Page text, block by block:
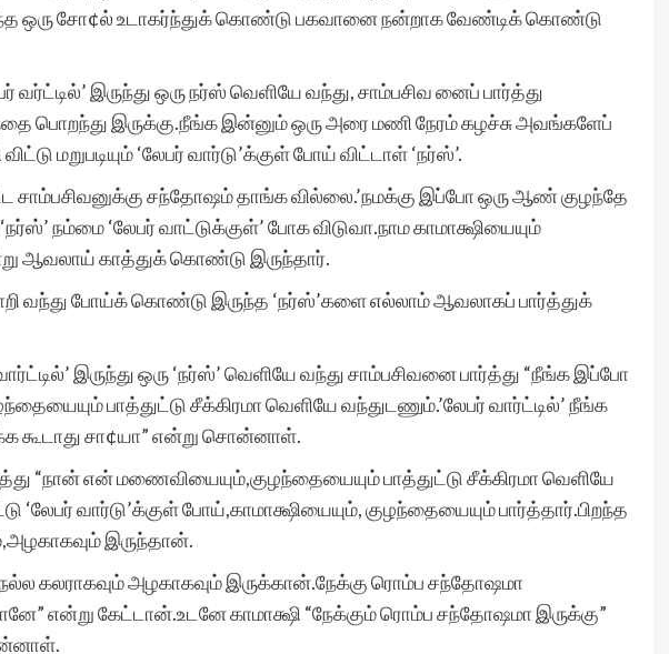
ஒரு சோ¢ல் உடாகர்ந்துக் கொண்டு பகவானை நன்றாக வேண்டிக் கொண்டு
வர்ட்டில்’ இருந்து ஒரு நர்ஸ் வெளியே வந்து, சாம்பசிவ னைப் பார்த்து
பொறந்து இருக்கு.நீங்க இன்னும் ஒரு அரை மணி நேரம் கழச்சு அவங்களேப்
மறுபடியும் ‘லேபர் வார்டு’க்குள் போய் விட்டாள் ‘நர்ஸ்’.
சந்தோஷம் தாங்க வில்லை.’நமக்கு இப்போ ஒரு ஆண் குழந்தே
நம்மை ‘லேபர் வாட்டுக்குள்’ போக விடுவா.நாம காமாக்ஷியையும்
ஆவலாய் காத்துக் கொண்டு இருந்தார்.
மாறி வந்து போய்க் கொண்டு இருந்த ‘நர்ஸ்’களை எல்லாம் ஆவலாகப் பார்த்துக்
இருந்து ஒரு ‘நர்ஸ்’ வெளியே வந்து சாம்பசிவனை பார்த்து “நீங்க இப்போ
பாத்துட்டு சீக்கிரமா வெளியே வந்துடணும்.’லேபர் வார்ட்டில்’ நீங்க
கூடாது சா¢யா” என்று சொன்னாள்.
“நான் என் மணைவியையும்,குழந்தையையும் பாத்துட்டு சீக்கிரமா வெளியே
‘லேபர் வார்டு’க்குள் போய்,காமாக்ஷியையும், குழந்தையையும் பார்த்தார்.பிறந்த
இருந்தான்.
நல்ல கலராகவும் அழகாகவும் இருக்கான்.நேக்கு ரொம்ப சந்தோஷமா
என்று கேட்டான்.உடனே காமாக்ஷி “நேக்கும் ரொம்ப சந்தோஷமா இருக்கு”